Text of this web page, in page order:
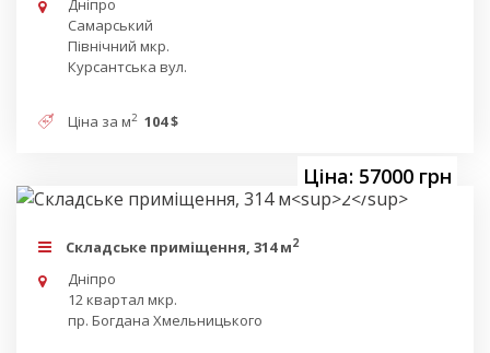
Дніпро
Самарський
Північний мкр.
Курсантська вул.
Ціна за м2 104 $
Ціна: 57000 грн
Складське приміщення, 314 м2
Дніпро
12 квартал мкр.
пр. Богдана Хмельницького